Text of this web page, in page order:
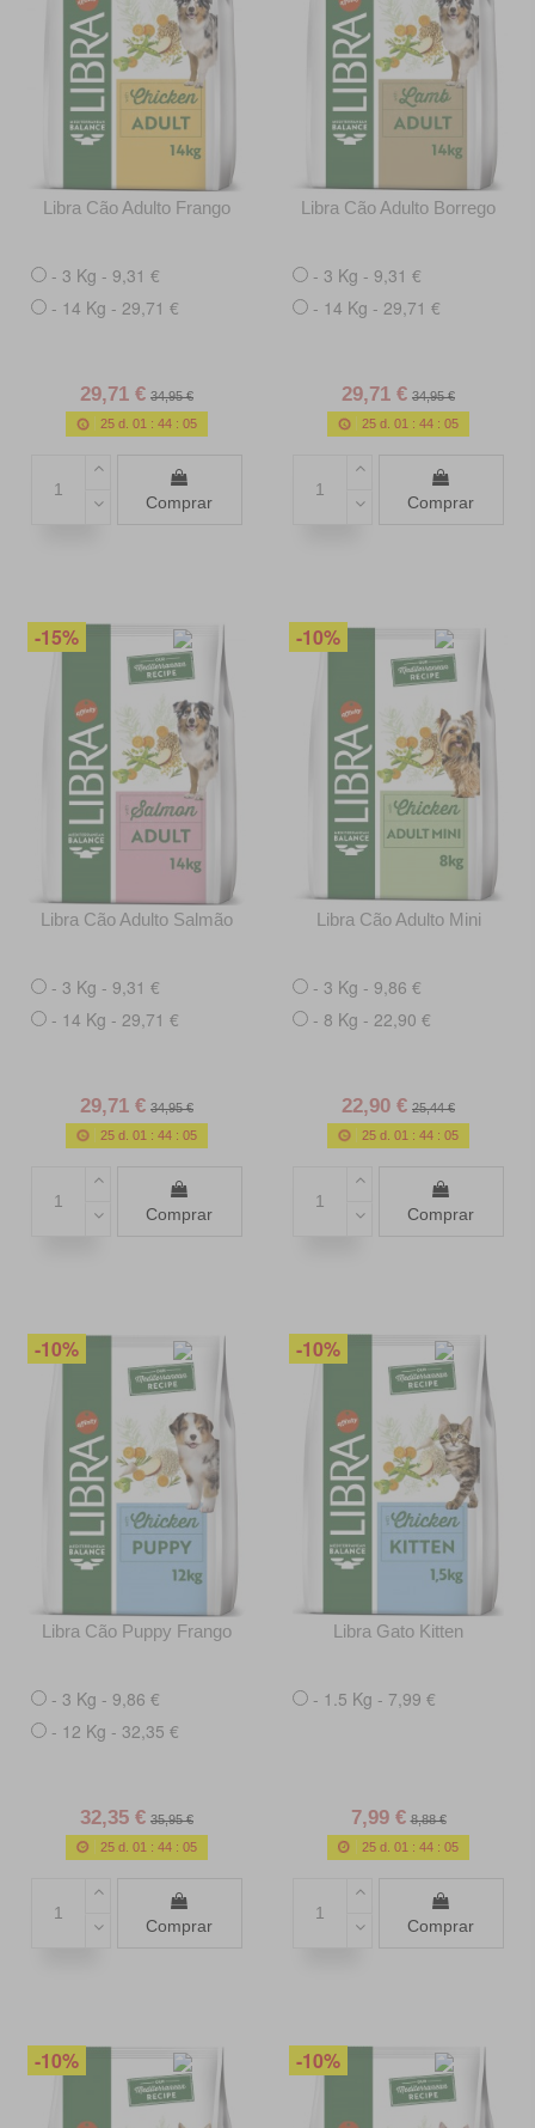
Libra Cão Adulto Frango
- 3 Kg - 9,31 €
- 14 Kg - 29,71 €
29,71 € 34,95 €
25 d. 01 :44 :03
Comprar
Libra Cão Adulto Borrego
- 3 Kg - 9,31 €
- 14 Kg - 29,71 €
29,71 € 34,95 €
25 d. 01 :44 :03
Comprar
-15%
Libra Cão Adulto Salmão
- 3 Kg - 9,31 €
- 14 Kg - 29,71 €
29,71 € 34,95 €
25 d. 01 :44 :03
Comprar
-10%
Libra Cão Adulto Mini
- 3 Kg - 9,86 €
- 8 Kg - 22,90 €
22,90 € 25,44 €
25 d. 01 :44 :03
Comprar
-10%
Libra Cão Puppy Frango
- 3 Kg - 9,86 €
- 12 Kg - 32,35 €
32,35 € 35,95 €
25 d. 01 :44 :03
Comprar
-10%
Libra Gato Kitten
- 1.5 Kg - 7,99 €
7,99 € 8,88 €
25 d. 01 :44 :03
Comprar
-10% -10%